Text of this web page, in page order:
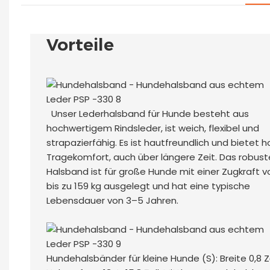
Vorteile
Unser Lederhalsband für Hunde besteht aus
hochwertigem Rindsleder, ist weich, flexibel und
strapazierfähig. Es ist hautfreundlich und bietet
Tragekomfort, auch über längere Zeit. Das
Halsband ist für große Hunde mit einer Zugkraft
bis zu 159 kg ausgelegt und hat eine typische
Lebensdauer von 3–5 Jahren.
Hundehalsbänder für kleine Hunde (S): Breite 0,8